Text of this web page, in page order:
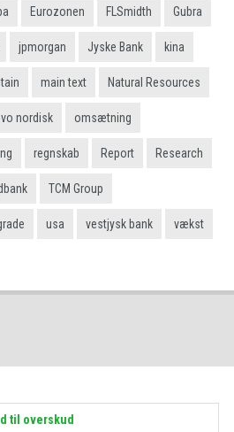
Eurozonen FLSmidth Gubra
jpmorgan Jyske Bank kina
main text Natural Resources
nordisk omsætning
regnskab Report Research
TCM Group
usa vestjysk bank vækst
til overskud